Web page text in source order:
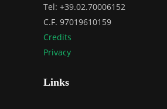
Tel: +39.02.70006152
C.F. 97019610159
Credits
Privacy
Links